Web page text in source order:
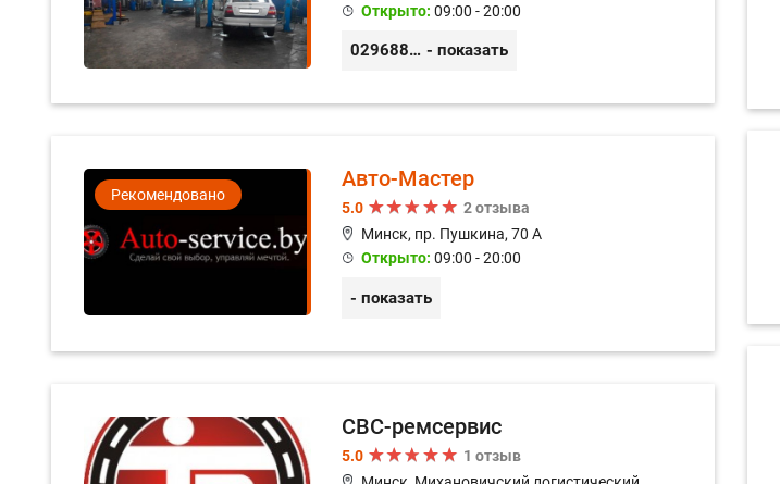
Открыто: 09:00 - 20:00
0296889898 - показать
Рекомендовано
Авто-Мастер
5.0
2 отзыва
Минск, пр. Пушкина, 70 А
Открыто: 09:00 - 20:00
- показать
СВС-ремсервис
5.0
1 отзыв